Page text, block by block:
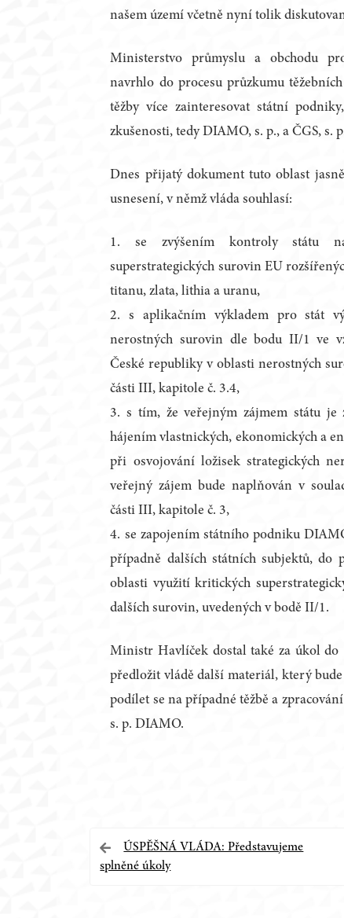
našem území včetně nyní tolik
Ministerstvo průmyslu a obchodu
navrhlo do procesu průzkumu
těžby více zainteresovat státní
zkušenosti, tedy DIAMO, s. p., a ČGS, s.
Dnes přijatý dokument tuto oblast
usnesení, v němž vláda souhlasí:
1. se zvýšením kontroly státu
superstrategických surovin EU
titanu, zlata, lithia a uranu,
2. s aplikačním výkladem pro stát
nerostných surovin dle bodu II/1 ve
České republiky v oblasti nerostných
části III, kapitole č. 3.4,
3. s tím, že veřejným zájmem státu
hájením vlastnických, ekonomických a
při osvojování ložisek strategických
veřejný zájem bude naplňován v
části III, kapitole č. 3,
4. se zapojením státního podniku
případně dalších státních subjektů, do
oblasti využití kritických
dalších surovin, uvedených v bodě II/1.
Ministr Havlíček dostal také za úkol do
předložit vládě další materiál, který
podílet se na případné těžbě a
s. p. DIAMO.
Navigace
pro
ÚSPĚŠNÁ VLÁDA: Představujeme
splněné úkoly